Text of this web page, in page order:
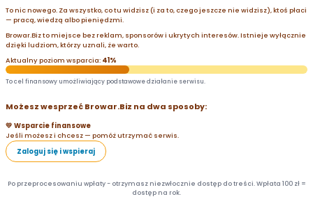
To nic nowego. Za wszystko, co tu widzisz (i za to, czego jeszcze nie widzisz), ktoś płaci
— pracą, wiedzą albo pieniędzmi.
Browar.Biz to miejsce bez reklam, sponsorów i ukrytych interesów. Istnieje wyłącznie
dzięki ludziom, którzy uznali, że warto.
Aktualny poziom wsparcia: 41%
To cel finansowy umożliwiający podstawowe działanie serwisu.
Możesz wesprzeć Browar.Biz na dwa sposoby:
💛 Wsparcie finansowe
Jeśli możesz i chcesz — pomóż utrzymać serwis.
Zaloguj się i wspieraj
Po przeprocesowaniu wpłaty - otrzymasz niezwłocznie dostęp do treści. Wpłata 100 zł =
dostęp na rok.